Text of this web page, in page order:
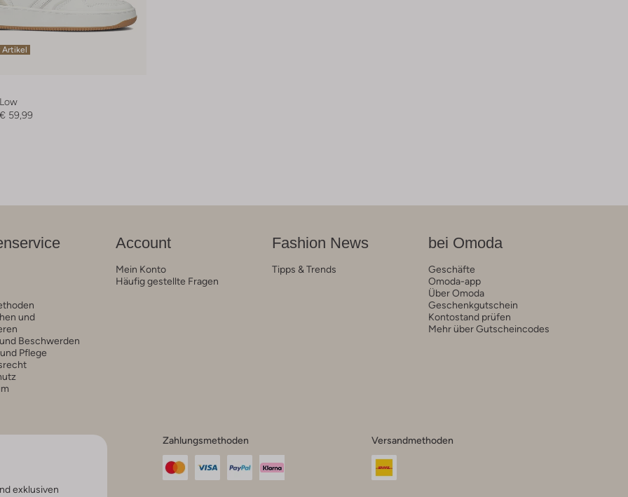
Artikel
€ 59,99
und
Beschwerden
Pflege
Account
Mein Konto
Häufig gestellte Fragen
Fashion News
Tipps & Trends
bei Omoda
Geschäfte
Omoda-app
Über Omoda
Geschenkgutschein
Kontostand prüfen
Mehr über Gutscheincodes
exklusiven
Zahlungsmethoden Versandmethoden